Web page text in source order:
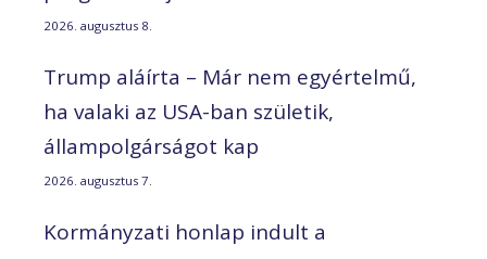
2026. augusztus 8.
Trump aláírta – Már nem egyértelmű,
ha valaki az USA-ban születik,
állampolgárságot kap
2026. augusztus 7.
Kormányzati honlap indult a